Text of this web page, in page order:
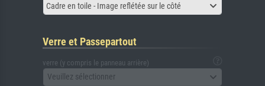
Cadre en toile - Image reflétée sur le côté
Verre et Passepartout
verre (y compris le panneau arrière)
Veuillez sélectionner